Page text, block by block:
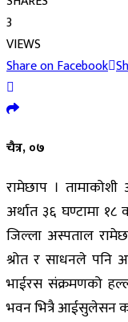
3
VIEWS
Share on Facebook
चैत्र, ०७
रामेछाप ।
अर्थात ३६ घण्टामा
जिल्ला अस्पताल
श्रोत र साधनले पनि
भाईरस संक्रमणको
भवन भित्रै आईसुलेसन